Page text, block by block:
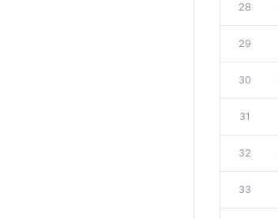
28
29
30
31
32
33